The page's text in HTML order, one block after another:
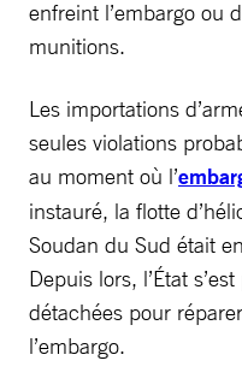
enfreint l’embargo ou
munitions.
Les importations
seules violations
au moment où l’
instauré, la flotte
Soudan du Sud était
Depuis lors, l’État
détachées pour
l’embargo.